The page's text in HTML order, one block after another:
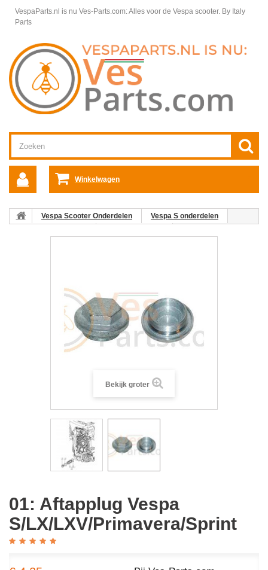
VespaParts.nl is nu Ves-Parts.com: Alles voor de Vespa scooter. By Italy
Parts
Winkelwagen
Vespa Scooter Onderdelen
Vespa S onderdelen
Bekijk groter
01: Aftapplug Vespa
S/LX/LXV/Primavera/Sprint